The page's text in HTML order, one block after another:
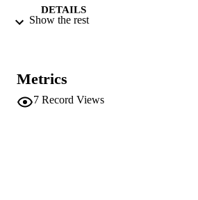
DETAILS
VOLUME
PUBLISHER
Show the rest
Metrics
7 Record Views